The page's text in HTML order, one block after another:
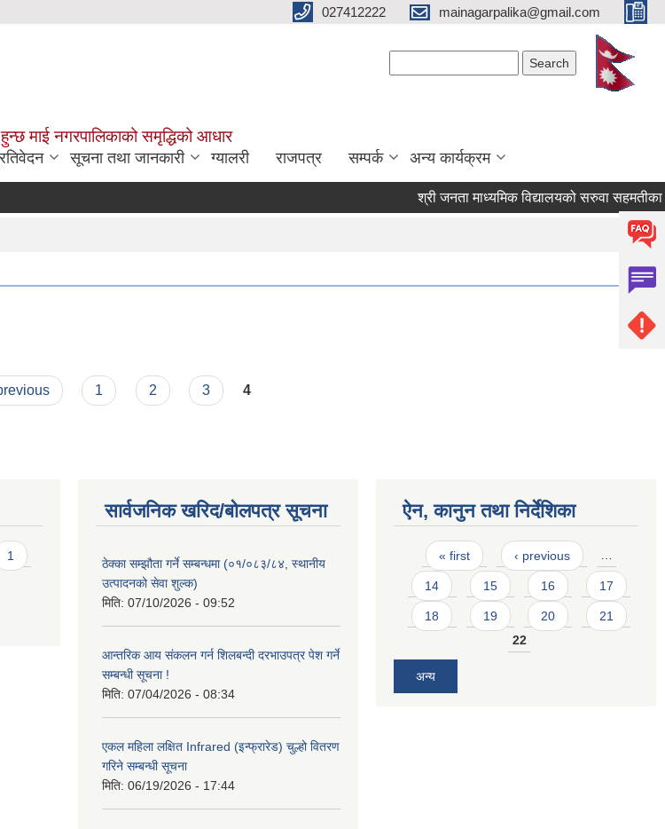
027412222 mainagarpalika@gmail.com
माई नगरपालिकाको समृद्धिको आधार
सूचना तथा जानकारी ग्यालरी राजपत्र सम्पर्क अन्य कार्यक्रम
श्री जनता माध्यमिक विद्यालयको सरुवा सहमतीका
1 2 3 4
1
सार्वजनिक खरिद/बोलपत्र सूचना
ठेक्का सम्झौता गर्ने सम्बन्धमा (०१/०८३/८४, स्थानीय
उत्पादनको सेवा शुल्क)
मिति: 07/10/2026 - 09:52
आन्तरिक आय संकलन गर्न शिलबन्दी दरभाउपत्र पेश गर्ने
सम्बन्धी सूचना !
मिति: 07/04/2026 - 08:34
एकल महिला लक्षित Infrared (इन्फ्रारेड) चुल्हो वितरण
गरिने सम्बन्धी सूचना
मिति: 06/19/2026 - 17:44
ऐन, कानुन तथा निर्देशिका
Pages
« first ‹ previous …
14 15 16 17
18 19 20
21
22
अन्य